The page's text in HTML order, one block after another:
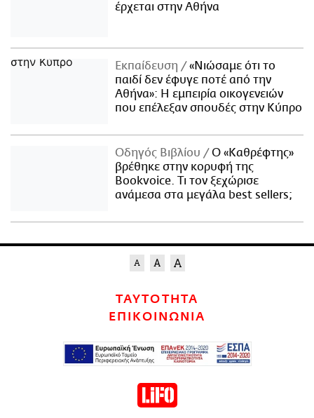
έρχεται στην Αθήνα
Εκπαίδευση
«Νιώσαμε ότι το
παιδί δεν έφυγε ποτέ από την
Αθήνα»: Η εμπειρία οικογενειών
που επέλεξαν σπουδές στην Κύπρο
Οδηγός Βιβλίου
Ο «Καθρέφτης»
βρέθηκε στην κορυφή της
Bookvoice. Τι τον ξεχώρισε
ανάμεσα στα μεγάλα best sellers;
ΤΑΥΤΟΤΗΤΑ
ΕΠΙΚΟΙΝΩΝΙΑ